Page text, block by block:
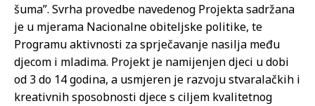
šuma”. Svrha provedbe navedenog Projekta sadržana
je u mjerama Nacionalne obiteljske politike, te
Programu aktivnosti za sprječavanje nasilja među
djecom i mladima. Projekt je namijenjen djeci u dobi
od 3 do 14 godina, a usmjeren je razvoju stvaralačkih i
kreativnih sposobnosti djece s ciljem kvalitetnog